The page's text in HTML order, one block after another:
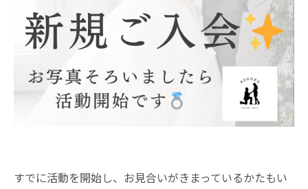
すでに活動を開始し、お見合いがきまっているかたもい